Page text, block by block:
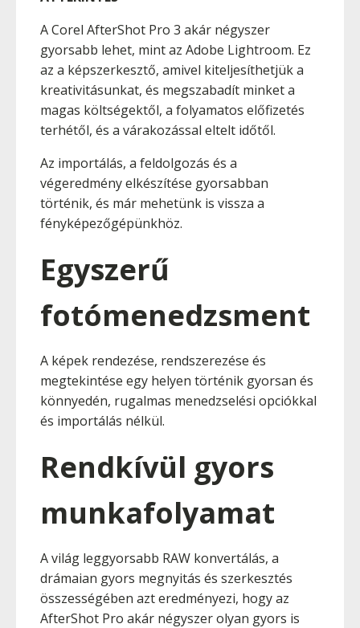
A Corel AfterShot Pro 3 akár négyszer
gyorsabb lehet, mint az Adobe Lightroom. Ez
az a képszerkesztő, amivel kiteljesíthetjük a
kreativitásunkat, és megszabadít minket a
magas költségektől, a folyamatos előfizetés
terhétől, és a várakozással eltelt időtől.
Az importálás, a feldolgozás és a
végeredmény elkészítése gyorsabban
történik, és már mehetünk is vissza a
fényképezőgépünkhöz.
Egyszerű
fotómenedzsment
A képek rendezése, rendszerezése és
megtekintése egy helyen történik gyorsan és
könnyedén, rugalmas menedzselési opciókkal
és importálás nélkül.
Rendkívül gyors
munkafolyamat
A világ leggyorsabb RAW konvertálás, a
drámaian gyors megnyitás és szerkesztés
összességében azt eredményezi, hogy az
AfterShot Pro akár négyszer olyan gyors is